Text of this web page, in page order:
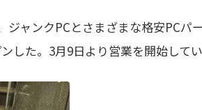
ジャンクPCとさまざまな格安PCパ
した。3月9日より営業を開始してい